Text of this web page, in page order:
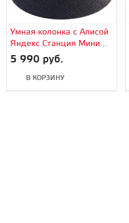
Умная колонка с Алисой
Яндекс Станция Мини
(Black/Черный)
5 990 руб.
В КОРЗИНУ